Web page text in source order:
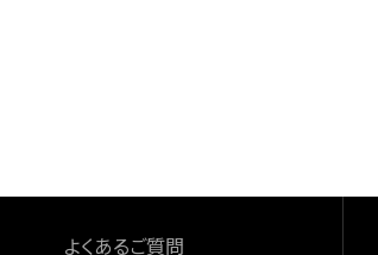
よくあるご質問